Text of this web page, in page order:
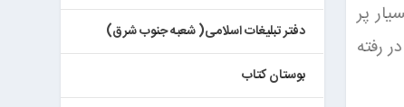
پر
رفته
دفتر تبلیغات اسلامی( شعبه جنوب شرق)
بوستان کتاب